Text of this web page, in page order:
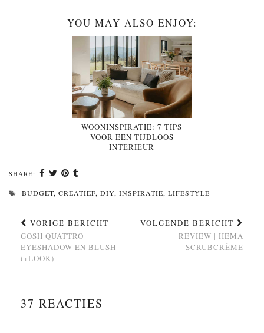
YOU MAY ALSO ENJOY:
WOONINSPIRATIE: 7 TIPS
VOOR EEN TIJDLOOS
INTERIEUR
SHARE:
BUDGET, CREATIEF, DIY, INSPIRATIE, LIFESTYLE
VORIGE BERICHT
GOSH QUATTRO
EYESHADOW EN BLUSH
(+LOOK)
VOLGENDE BERICHT
REVIEW | HEMA
SCRUBCRÈME
37 REACTIES